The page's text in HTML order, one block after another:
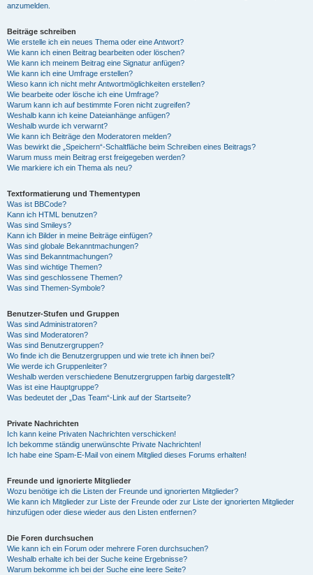
anzumelden.
Beiträge schreiben
Wie erstelle ich ein neues Thema oder eine Antwort?
Wie kann ich einen Beitrag bearbeiten oder löschen?
Wie kann ich meinem Beitrag eine Signatur anfügen?
Wie kann ich eine Umfrage erstellen?
Wieso kann ich nicht mehr Antwortmöglichkeiten erstellen?
Wie bearbeite oder lösche ich eine Umfrage?
Warum kann ich auf bestimmte Foren nicht zugreifen?
Weshalb kann ich keine Dateianhänge anfügen?
Weshalb wurde ich verwarnt?
Wie kann ich Beiträge den Moderatoren melden?
Was bewirkt die „Speichern“-Schaltfläche beim Schreiben eines Beitrags?
Warum muss mein Beitrag erst freigegeben werden?
Wie markiere ich ein Thema als neu?
Textformatierung und Thementypen
Was ist BBCode?
Kann ich HTML benutzen?
Was sind Smileys?
Kann ich Bilder in meine Beiträge einfügen?
Was sind globale Bekanntmachungen?
Was sind Bekanntmachungen?
Was sind wichtige Themen?
Was sind geschlossene Themen?
Was sind Themen-Symbole?
Benutzer-Stufen und Gruppen
Was sind Administratoren?
Was sind Moderatoren?
Was sind Benutzergruppen?
Wo finde ich die Benutzergruppen und wie trete ich ihnen bei?
Wie werde ich Gruppenleiter?
Weshalb werden verschiedene Benutzergruppen farbig dargestellt?
Was ist eine Hauptgruppe?
Was bedeutet der „Das Team“-Link auf der Startseite?
Private Nachrichten
Ich kann keine Privaten Nachrichten verschicken!
Ich bekomme ständig unerwünschte Private Nachrichten!
Ich habe eine Spam-E-Mail von einem Mitglied dieses Forums erhalten!
Freunde und ignorierte Mitglieder
Wozu benötige ich die Listen der Freunde und ignorierten Mitglieder?
Wie kann ich Mitglieder zur Liste der Freunde oder zur Liste der ignorierten Mitglieder
hinzufügen oder diese wieder aus den Listen entfernen?
Die Foren durchsuchen
Wie kann ich ein Forum oder mehrere Foren durchsuchen?
Weshalb erhalte ich bei der Suche keine Ergebnisse?
Warum bekomme ich bei der Suche eine leere Seite?